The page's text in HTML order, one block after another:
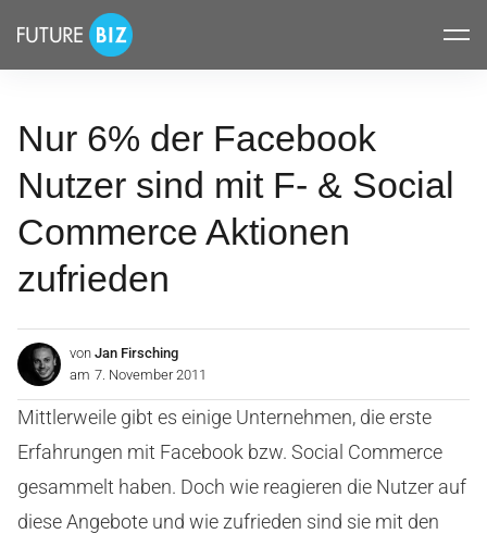
überspringen
FUTUREBIZ
Nur 6% der Facebook
Nutzer sind mit F- & Social
Commerce Aktionen
zufrieden
von Jan Firsching
am 7. November 2011
Mittlerweile gibt es einige Unternehmen, die erste
Erfahrungen mit Facebook bzw. Social Commerce
gesammelt haben. Doch wie reagieren die Nutzer auf
diese Angebote und wie zufrieden sind sie mit den